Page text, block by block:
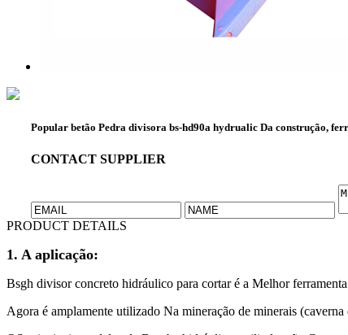
Popular betão Pedra divisora bs-hd90a hydrualic Da construção,
CONTACT SUPPLIER
PRODUCT DETAILS
1. A aplicação:
Bsgh divisor concreto hidráulico para cortar é a Melhor
Agora é amplamente utilizado Na mineração de minerais